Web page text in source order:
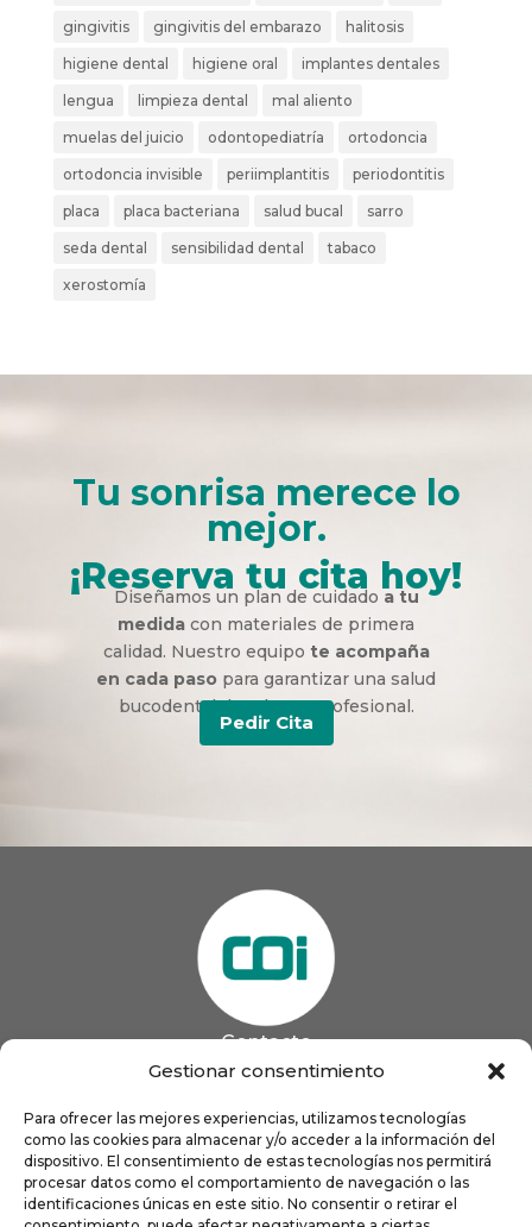
Gestionar consentimiento
Para ofrecer las mejores experiencias, utilizamos tecnologías
como las cookies para almacenar y/o acceder a la información del
dispositivo. El consentimiento de estas tecnologías nos permitirá
procesar datos como el comportamiento de navegación o las
identificaciones únicas en este sitio. No consentir o retirar el
gingivitis gingivitis del embarazo halitosis
higiene dental higiene oral implantes dentales
lengua limpieza dental mal aliento
muelas del juicio odontopediatría ortodoncia
ortodoncia invisible periimplantitis periodontitis
placa placa bacteriana salud bucal sarro
seda dental sensibilidad dental tabaco
xerostomía
Tu sonrisa merece lo
mejor.
¡Reserva tu cita hoy!
Diseñamos un plan de cuidado a tu
medida con materiales de primera
calidad. Nuestro equipo te acompaña
en cada paso para garantizar una salud
bucodental duradera y profesional.
Pedir Cita
Contacto
 coigijon@gmail.com
Horario
Lun
9:00 a 13:00 - 16:00 a 21:00
Mar
9:00 a 13:00 - 16:00 a 20:00
Mié
9:00 a 14:00 - 16:00 a 19:00